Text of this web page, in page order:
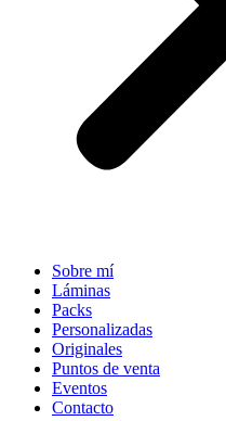
Sobre mí
Láminas
Packs
Personalizadas
Originales
Puntos de venta
Eventos
Contacto